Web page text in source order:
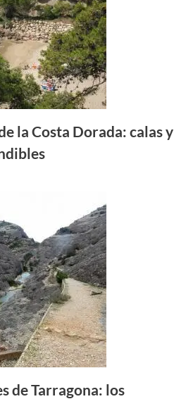
la Costa Dorada: calas y
de Tarragona: los